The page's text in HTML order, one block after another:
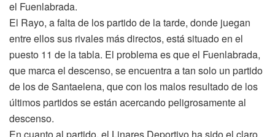
el Fuenlabrada.
El Rayo, a falta de los partido de la tarde, donde juegan
entre ellos sus rivales más directos, está situado en el
puesto 11 de la tabla. El problema es que el Fuenlabrada,
que marca el descenso, se encuentra a tan solo un partido
de los de Santaelena, que con los malos resultado de los
últimos partidos se están acercando peligrosamente al
descenso.
En cuanto al partido, el Linares Deportivo ha sido el claro